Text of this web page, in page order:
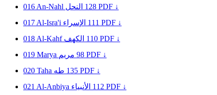
016 An-Nahl النحل 128 PDF ↓
017 Al-Isra'i الإسراء 111 PDF ↓
018 Al-Kahf الكهف 110 PDF ↓
019 Marya مريم 98 PDF ↓
020 Taha طه 135 PDF ↓
021 Al-Anbiya الأنبياء 112 PDF ↓